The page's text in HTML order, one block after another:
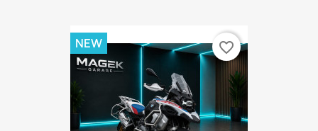
NEW favorite_border